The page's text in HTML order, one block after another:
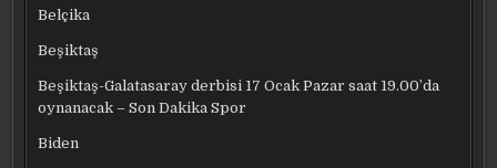
Belçika
Beşiktaş
Beşiktaş-Galatasaray derbisi 17 Ocak Pazar saat 19.00’da
oynanacak – Son Dakika Spor
Biden